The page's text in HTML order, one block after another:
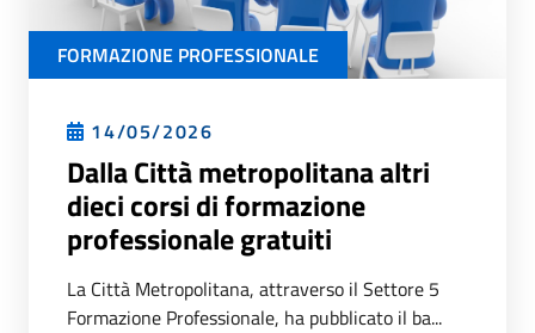
FORMAZIONE PROFESSIONALE
14/05/2026
Dalla Città metropolitana altri
dieci corsi di formazione
professionale gratuiti
La Città Metropolitana, attraverso il Settore 5
Formazione Professionale, ha pubblicato il ba...